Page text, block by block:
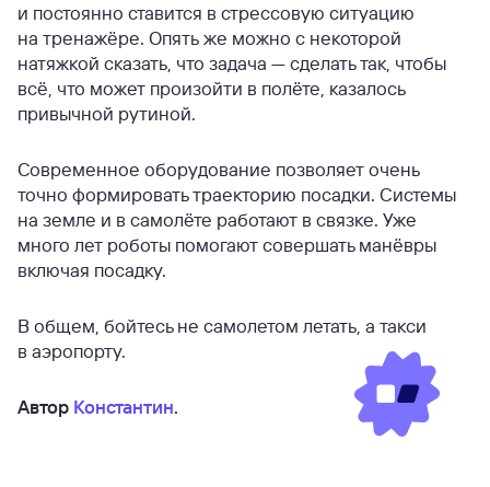
и постоянно ставится в стрессовую ситуацию
на тренажёре. Опять же можно с некоторой
натяжкой сказать, что задача — сделать так, чтобы
всё, что может произойти в полёте, казалось
привычной рутиной.
Современное оборудование позволяет очень
точно формировать траекторию посадки. Системы
на земле и в самолёте работают в связке. Уже
много лет роботы помогают совершать манёвры
включая посадку.
В общем, бойтесь не самолетом летать, а такси
в аэропорту.
Автор Константин.